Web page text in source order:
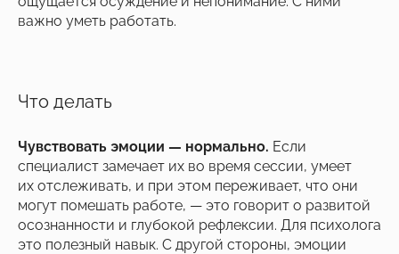
важно уметь работать.
Что делать
Чувствовать эмоции — нормально. Если
специалист замечает их во время сессии, умеет
их отслеживать, и при этом переживает, что они
могут помешать работе, — это говорит о развитой
осознанности и глубокой рефлексии. Для психолога
это полезный навык. С другой стороны, эмоции